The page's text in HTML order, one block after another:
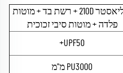
פוליאסטר 210D + רשת בד + מוטות
פלדה + מוטות סיבי זכוכית
UPF50+
PU3000 מ"מ